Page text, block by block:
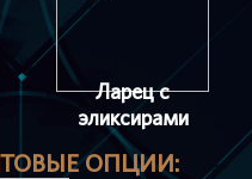
Ларец с
эликсирами
ОПЦИИ: